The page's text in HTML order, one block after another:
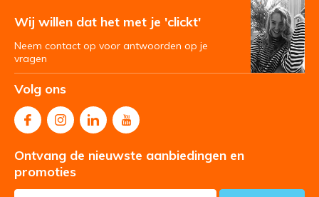
Wij willen dat het met je 'clickt'
Neem contact op voor antwoorden op je
vragen
Volg ons
Ontvang de nieuwste aanbiedingen en
promoties